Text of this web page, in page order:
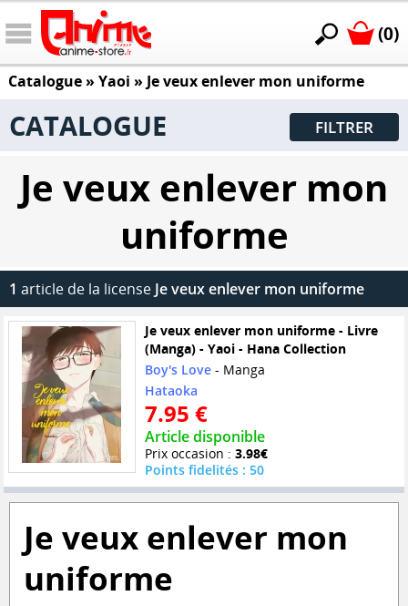
(0)
Catalogue» Yaoi » Je veux enlever mon uniforme
CATALOGUE FILTRER
Je veux enlever mon
uniforme
1 article de la license Je veux enlever mon uniforme
Je veux enlever mon uniforme - Livre
(Manga) - Yaoi - Hana Collection
Boy's Love- Manga
Hataoka
7.95 €
Article disponible
Prix occasion : 3.98€
Points fidelités : 50
Je veux enlever mon
uniforme